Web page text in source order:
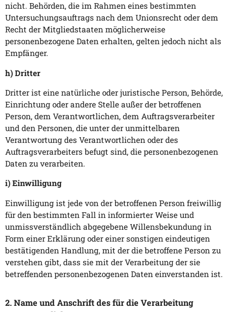
nicht. Behörden, die im Rahmen eines bestimmten
Untersuchungsauftrags nach dem Unionsrecht oder dem
Recht der Mitgliedstaaten möglicherweise
personenbezogene Daten erhalten, gelten jedoch nicht als
Empfänger.
h) Dritter
Dritter ist eine natürliche oder juristische Person, Behörde,
Einrichtung oder andere Stelle außer der betroffenen
Person, dem Verantwortlichen, dem Auftragsverarbeiter
und den Personen, die unter der unmittelbaren
Verantwortung des Verantwortlichen oder des
Auftragsverarbeiters befugt sind, die personenbezogenen
Daten zu verarbeiten.
i) Einwilligung
Einwilligung ist jede von der betroffenen Person freiwillig
für den bestimmten Fall in informierter Weise und
unmissverständlich abgegebene Willensbekundung in
Form einer Erklärung oder einer sonstigen eindeutigen
bestätigenden Handlung, mit der die betroffene Person zu
verstehen gibt, dass sie mit der Verarbeitung der sie
betreffenden personenbezogenen Daten einverstanden ist.
2. Name und Anschrift des für die Verarbeitung